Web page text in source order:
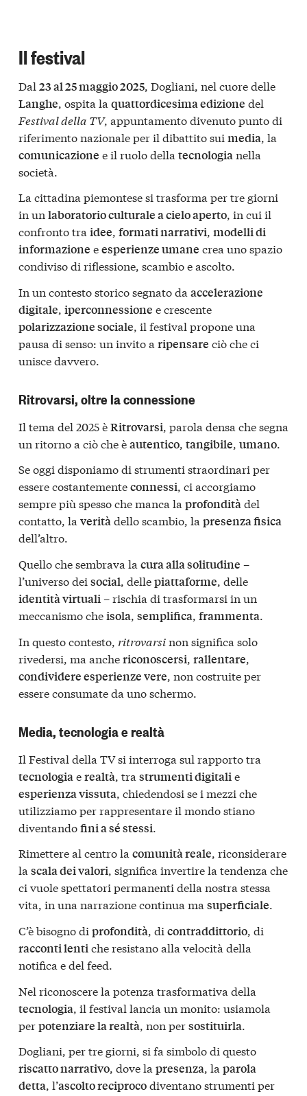
Il festival
Dal 23 al 25 maggio 2025 , Dogliani, nel cuore delle
Langhe , ospita la quattordicesima edizione del
Festival della TV, appuntamento divenuto punto di
riferimento nazionale per il dibattito sui media , la
comunicazione e il ruolo della tecnologia nella
società.
La cittadina piemontese si trasforma per tre giorni
in un laboratorio culturale a cielo aperto, in cui il
confronto tra idee, formati narrativi, modelli di
informazione eesperienze umane crea uno spazio
condiviso di riflessione, scambio e ascolto.
In un contesto storico segnato da accelerazione
digitale, iperconnessione e crescente
polarizzazione sociale, il festival propone una
pausa di senso: un invito a ripensare ciò che ci
unisce davvero.
Ritrovarsi, oltre la connessione
Il tema del 2025 èRitrovarsi, parola densa che segna
un ritorno a ciò che èautentico, tangibile, umano.
Se oggi disponiamo di strumenti straordinari per
essere costantementeconnessi, ci accorgiamo
sempre più spesso che manca la profonditàdel
contatto, la veritàdello scambio, la presenza fisica
dell’altro.
Quello che sembrava la cura alla solitudine –
l’universo dei social, dellepiattaforme, delle
identità virtuali– rischia di trasformarsi in un
meccanismo cheisola, semplifica, frammenta.
In questo contesto, ritrovarsinon significa solo
rivedersi, ma anchericonoscersi, rallentare,
condividere esperienze vere, non costruite per
essere consumate da uno schermo.
Media, tecnologia e realtà
Il Festival della TV si interroga sul rapporto tra
tecnologiaerealtà, tra strumenti digitalie
esperienza vissuta, chiedendosi se i mezzi che
utilizziamo per rappresentare il mondo stiano
diventandofini a sé stessi.
Rimettere al centro la comunità reale, riconsiderare
la scala dei valori, significa invertire la tendenza che
ci vuole spettatori permanenti della nostra stessa
vita, in una narrazione continua ma superficiale.
C’è bisogno di profondità, di contraddittorio, di
racconti lentiche resistano alla velocità della
notifica e del feed.
Nel riconoscere la potenza trasformativa della
tecnologia, il festival lancia un monito: usiamola
perpotenziare la realtà, non persostituirla.
Dogliani, per tre giorni, si fa simbolo di questo
riscatto narrativo, dove la presenza, la parola
detta, l’ascolto reciprocodiventano strumenti per